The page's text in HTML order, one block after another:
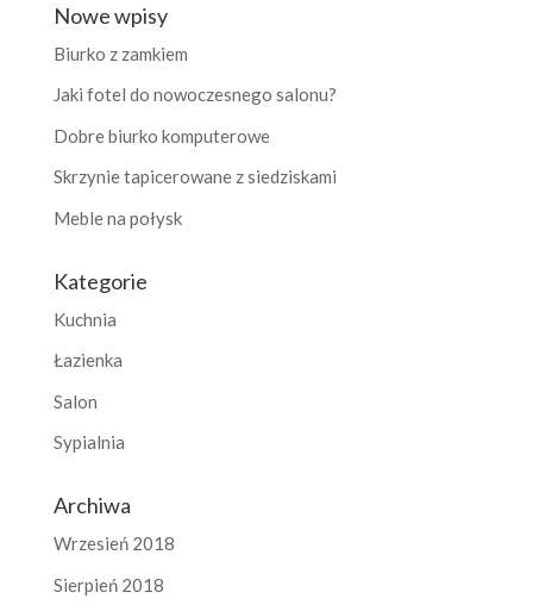
Nowe wpisy
Biurko z zamkiem
Jaki fotel do nowoczesnego salonu?
Dobre biurko komputerowe
Skrzynie tapicerowane z siedziskami
Meble na połysk
Kategorie
Kuchnia
Łazienka
Salon
Sypialnia
Archiwa
Wrzesień 2018
Sierpień 2018